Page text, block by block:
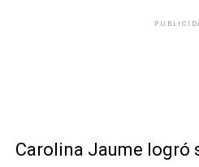
Carolina Jaume logró